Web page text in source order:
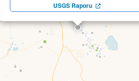
USGS Raporu